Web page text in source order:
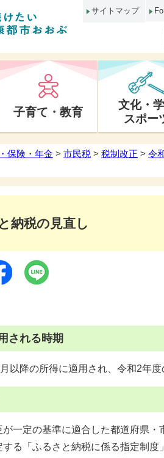
サイトマップ
子育て・教育
文化・
スポー
保険・年金 > 市民税 > 税制改正 > 令
納税の見直し
される時期
以降の所得に適用され、令和2年度
一定の基準に適合した都道府県・
する「ふるさと納税に係る指定制